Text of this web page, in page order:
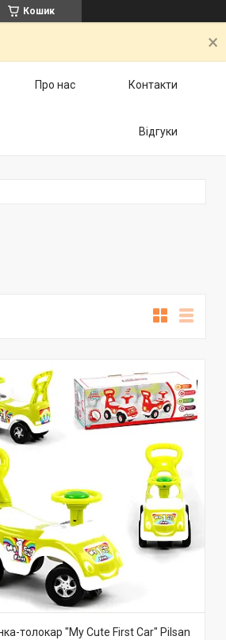
Кошик
Про нас Контакти
Відгуки
толокар "My Cute First Car" Pilsan